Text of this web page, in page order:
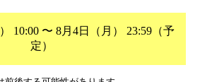
10:00 〜 8月4日（月） 23:59（予
定）